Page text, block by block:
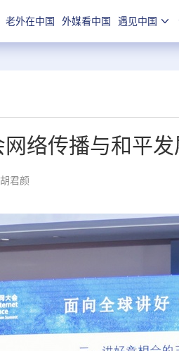
老外在中国 外媒看中国 遇见中国
络传播与和平
君颜